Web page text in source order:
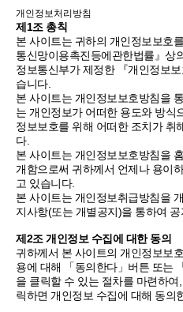
개인정보처리방침
제1조 총칙
본 사이트는 귀하의 개인정보보호
통신망이용촉진등에관한법률』상
정보통신부가 제정한 『개인정보
습니다.
본 사이트는 개인정보보호방침을
는 개인정보가 어떠한 용도와 방식
정보보호를 위해 어떠한 조치가 취
다.
본 사이트는 개인정보보호방침을
개함으로써 귀하께서 언제나 용이
고 있습니다.
본 사이트는 개인정보취급방침을
지사항(또는 개별공지)을 통하여 공
제2조 개인정보 수집에 대한 동의
귀하께서 본 사이트의 개인정보보
용에 대해 「동의한다」버튼 또는
을 클릭할 수 있는 절차를 마련하
릭하면 개인정보 수집에 대해 동의